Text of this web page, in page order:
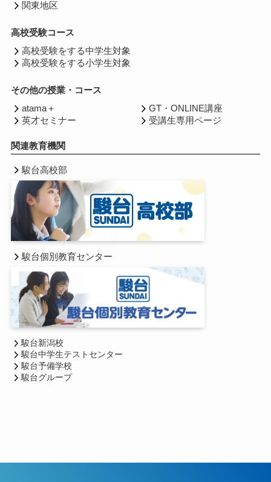
関東地区
高校受験コース
高校受験をする中学生対象
高校受験をする小学生対象
その他の授業・コース
atama＋
英才セミナー
GT・ONLINE講座
受講生専用ページ
関連教育機関
駿台高校部
駿台個別教育センター
駿台新潟校
駿台中学生テストセンター
駿台予備学校
駿台グループ